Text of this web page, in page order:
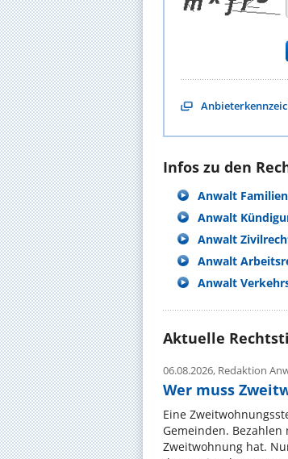
Infos zu den
Anwalt
Anwalt
Anwalt
Anwalt
Anwalt
Aktuelle
06.08.2026, Redaktion
Wer muss
Eine
Gemeinden.
Zweitwohnung hat.